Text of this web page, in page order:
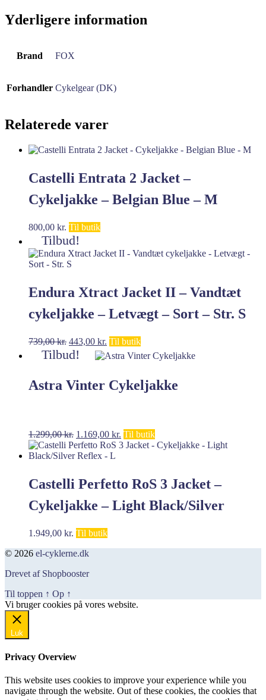
Yderligere information
Brand FOX
Forhandler Cykelgear (DK)
Relaterede varer
Castelli Entrata 2 Jacket –
Cykeljakke – Belgian Blue – M
800,00 kr. Til butik
Tilbud!
Endura Xtract Jacket II – Vandtæt
cykeljakke – Letvægt – Sort – Str. S
739,00kr. Den
oprindelige
pris
739,00 kr..
443,00 kr. Den
aktuelle
pris
443,00 kr..
Til butik
Tilbud!
Astra Vinter Cykeljakke
1.299,00kr. Den
oprindelige
pris
1.299,00 kr..
1.169,00 kr. Den
aktuelle
Til butik
Castelli Perfetto RoS 3 Jacket –
Cykeljakke – Light Black/Silver
Reflex – L
1.949,00 kr. Til butik
© 2026 el-cyklerne.dk
Drevet af Shopbooster
Til toppen ↑ Op ↑
Vi bruger cookies på vores website.
Luk
Privacy Overview
This website uses cookies to improve your experience while you
navigate through the website. Out of these cookies, the cookies that